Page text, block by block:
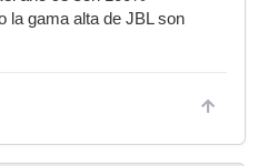
la gama alta de JBL son